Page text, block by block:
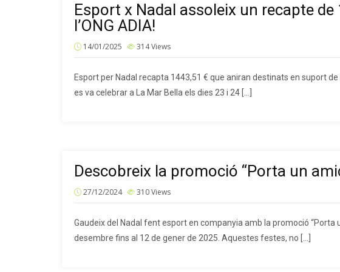
Esport x Nadal assoleix un recapte
l’ONG ADIA!
14/01/2025 314Views
Esport per Nadal recapta 1443,51 € que aniran destinats en suport de
es va celebrar a La Mar Bella els dies 23 i 24 […]
Descobreix la promoció “Porta un
27/12/2024 310Views
Gaudeix del Nadal fent esport en companyia amb la promoció “Porta
desembre fins al 12 de gener de 2025. Aquestes festes, no […]